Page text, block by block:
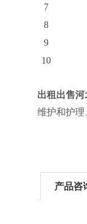
7
8
9
10
出租出售
维护和护理
产品咨